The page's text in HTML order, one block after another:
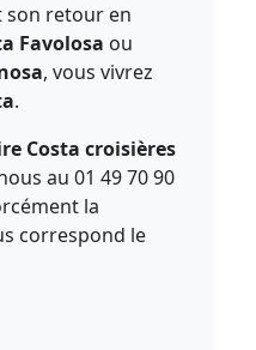
son retour en
Favolosa ou
, vous vivrez
.
Costa croisières
au 01 49 70 90
la
correspond le